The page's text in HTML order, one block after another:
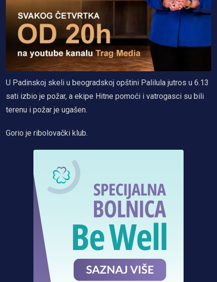
U Padinskoj skeli u beogradskoj opštini Palilula jutros u 6.13
sati izbio je požar, a ekipe Hitne pomoći i vatrogasci su bili
terenu i požar je ugašen.
Gorio je ribolovački klub.